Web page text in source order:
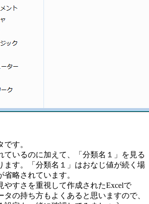
す。
ているのに加えて、「分類名１」を見る
ます。「分類名１」はおなじ値が続く場
略されています。
やすさを重視して作成されたExcelで
タの持ち方もよくあると思いますので、